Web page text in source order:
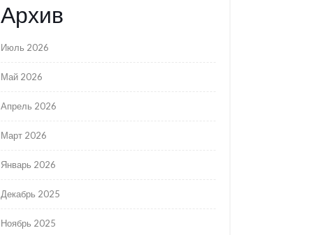
Архив
Июль 2026
Май 2026
Апрель 2026
Март 2026
Январь 2026
Декабрь 2025
Ноябрь 2025